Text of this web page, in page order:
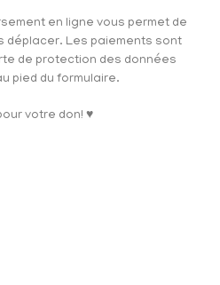
en ligne vous permet de
déplacer. Les paiements sont
de protection des données
pied du formulaire.
votre don! ♥